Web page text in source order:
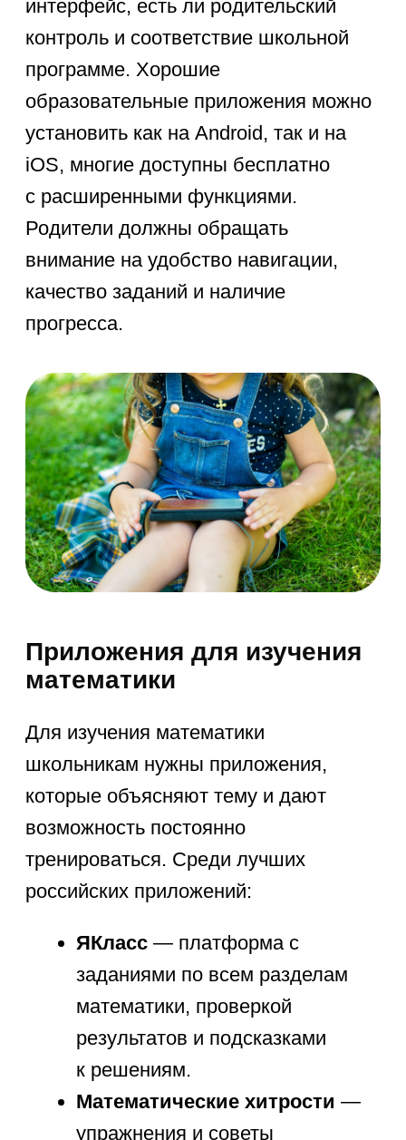
для младших школьников.
Эти приложения для учебы на
телефон помогают не просто
копировать ответы, а понимать, как
решать задачи и повторять темы для
Приложения для изучения
языков
Изучение языков — ключевой навык
для школьников в этой категории
помогают развивать словарный
через интерактивные уроки:
Пазл Инглиш— упражнения
на лексику и английский язык
в игровых заданиях.
Lingualeo— система заданий
для развития навыков.
Эти образовательные приложения
тренируют языковые навыки
эффективно, делают язык понятным
Приложения для развития
и программирования
Развитие логики важно как для
младших школьников, так и для
подростков. Программирование
и структурой мышления:
Алгоритмика
— программа
для обучения основам
Сферум (обучение логике)—
и рассуждение через игровые
механики.
Такие приложения для детей
развивают критическое мышление
и помогают подготовиться к